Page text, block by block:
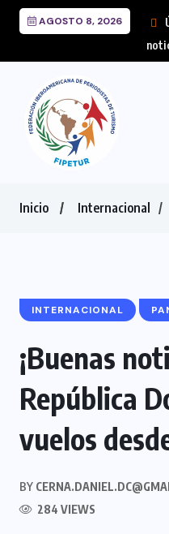
AGOSTO 8, 2026
Inicio Internacional
INTERNACIONAL
¡Buenas
República
vuelos
BY
284 VIEWS